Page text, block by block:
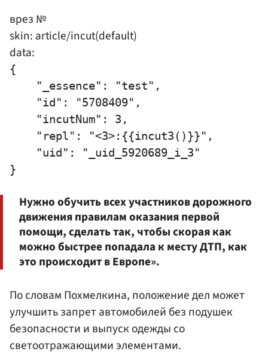
врез №
skin: article/incut(default)
data:
{
    "_essence": "test",
    "id": "5708409",
    "incutNum": 3,
    "repl": "<3>:{{incut3()}}",
    "uid": "_uid_5920689_i_3"
Нужно обучить всех участников дорожного
движения правилам оказания первой
помощи, сделать так, чтобы скорая как
можно быстрее попадала к месту ДТП, как
это происходит в Европе».
По словам Похмелкина, положение дел может
улучшить запрет автомобилей без подушек
безопасности и выпуск одежды со
светоотражающими элементами.